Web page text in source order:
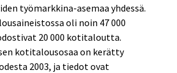
työmarkkina-asemaa yhdessä.
oli noin 47 000
20 000 kotitaloutta.
kotitalousosaa on kerätty
2003, ja tiedot ovat